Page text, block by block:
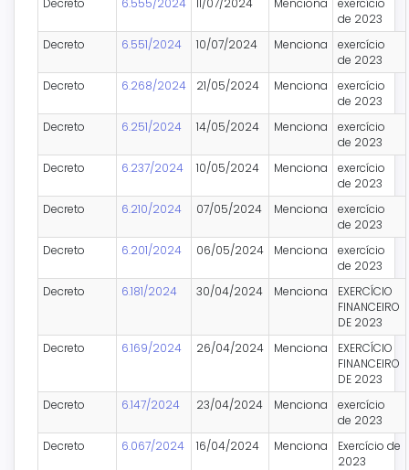
de 2023
Decreto
6.551/2024 10/07/2024 Menciona
exercício
de 2023
Decreto
6.268/2024 21/05/2024 Menciona
exercício
de 2023
Decreto
6.251/2024 14/05/2024 Menciona
exercício
de 2023
Decreto
6.237/2024 10/05/2024 Menciona
exercício
de 2023
Decreto
6.210/2024 07/05/2024 Menciona
exercício
de 2023
Decreto
6.201/2024 06/05/2024 Menciona
exercício
de 2023
Decreto
6.181/2024 30/04/2024 Menciona
EXERCÍCIO
FINANCEIRO
DE 2023
Decreto
6.169/2024 26/04/2024 Menciona
EXERCÍCIO
FINANCEIRO
DE 2023
Decreto
6.147/2024 23/04/2024 Menciona
exercício
de 2023
Decreto
6.067/2024 16/04/2024 Menciona
Exercício de
2023